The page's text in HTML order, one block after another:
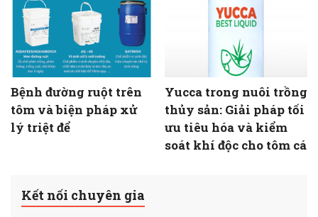
Bệnh đường ruột trên
tôm và biện pháp xử
lý triệt để
Yucca trong nuôi trồng
thủy sản: Giải pháp tối
ưu tiêu hóa và kiểm
soát khí độc cho tôm cá
Kết nối chuyên gia